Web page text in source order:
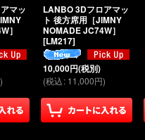
マッ
］
)
LANBO 3Dフロアマッ
ト 後方席用［JIMNY
NOMADE JC74W］
[LM217]
10,000円(税別)
(税込: 11,000円)